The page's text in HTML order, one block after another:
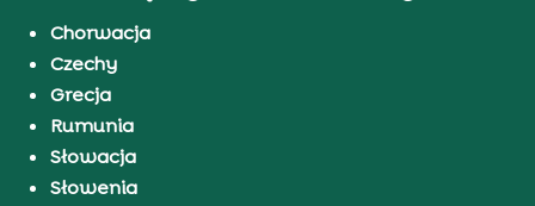
Chorwacja
Czechy
Grecja
Rumunia
Słowacja
Słowenia